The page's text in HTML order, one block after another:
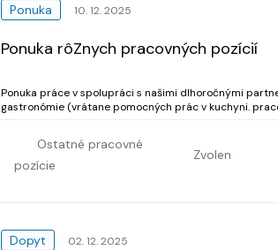
Ponuka 10. 12. 2025
Ponuka rôZnych pracovných pozícií
Ponuka práce v spolupráci s našimi dlhoročnými
gastronómie (vrátane pomocných prác v kuchyni.
Ostatné pracovné
pozície
Zvolen
Dopyt 02. 12. 2025